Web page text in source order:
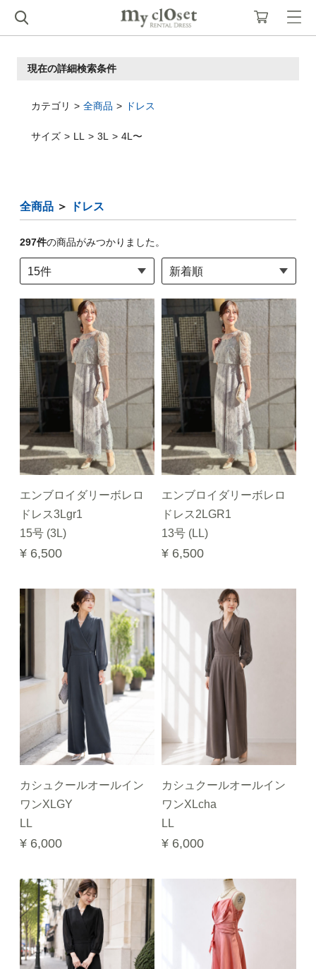
現在の詳細検索条件
カテゴリ 全商品 ドレス
サイズ LL 3L 4L〜
全商品 ＞ ドレス
297件の商品がみつかりました。
エンブロイダリーボレロ
ドレス3Lgr1
15号 (3L)
¥ 6,500
エンブロイダリーボレロ
ドレス2LGR1
13号 (LL)
¥ 6,500
カシュクールオールイン
ワンXLGY
LL
¥ 6,000
カシュクールオールイン
ワンXLcha
LL
¥ 6,000